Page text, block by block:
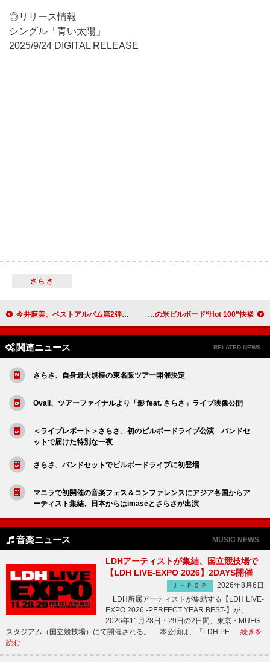
◎リリース情報
シングル「青い太陽」
2025/9/24 DIGITAL RELEASE
さらさ
今井麻美、ベストアルバム第2弾『A･S･A Vol.2』リリース決定 レディー・ガガ、「The Dead Dance」で12年ぶりの米ビルボード“Hot 100”快挙
関連ニュース RELATED NEWS
さらさ、自身最大規模の東名阪ツアー開催決定
Ovall、ツアーファイナルより「影 feat. さらさ」ライブ映像公開
＜ライブレポート＞さらさ、初のビルボードライブ公演 バンドセ
ットで届けた特別な一夜
さらさ、バンドセットでビルボードライブに初登場
マニラで初開催の音楽フェス＆コンファレンスにアジア各国からア
ーティスト集結、日本からはimaseとさらさが出演
音楽ニュース MUSIC NEWS
LDHアーティストが集結、国立競技場で
【LDH LIVE-EXPO 2026】2DAYS開催
Ｊ－ＰＯＰ
2026年8月6日
LDH所属アーティストが集結する【LDH LIVE-
EXPO 2026 -PERFECT YEAR BEST-】が、
2026年11月28日・29日の2日間、東京・MUFG
スタジアム（国立競技場）にて開催される。 本公演は、「LDH PE … 続きを
読む